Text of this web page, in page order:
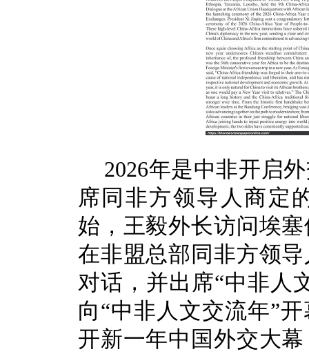
2026年是中非开启
席同非方领导人商定
始，王毅外长访问埃
在非盟总部同非方领
对话，并出席“中非人
向“中非人文交流年”
开新一年中国外交大